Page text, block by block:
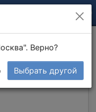
краской
Верно?
Выбрать другой